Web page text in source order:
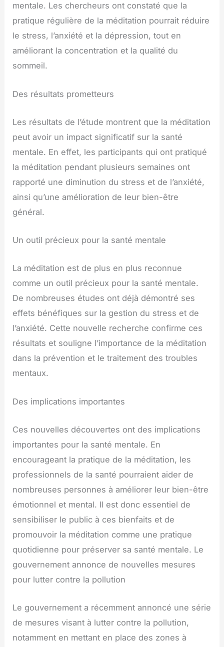
mentale. Les chercheurs ont constaté que la
pratique régulière de la méditation pourrait réduire
le stress, l’anxiété et la dépression, tout en
améliorant la concentration et la qualité du
sommeil.
Des résultats prometteurs
Les résultats de l’étude montrent que la méditation
peut avoir un impact significatif sur la santé
mentale. En effet, les participants qui ont pratiqué
la méditation pendant plusieurs semaines ont
rapporté une diminution du stress et de l’anxiété,
ainsi qu’une amélioration de leur bien-être
général.
Un outil précieux pour la santé mentale
La méditation est de plus en plus reconnue
comme un outil précieux pour la santé mentale.
De nombreuses études ont déjà démontré ses
effets bénéfiques sur la gestion du stress et de
l’anxiété. Cette nouvelle recherche confirme ces
résultats et souligne l’importance de la méditation
dans la prévention et le traitement des troubles
mentaux.
Des implications importantes
Ces nouvelles découvertes ont des implications
importantes pour la santé mentale. En
encourageant la pratique de la méditation, les
professionnels de la santé pourraient aider de
nombreuses personnes à améliorer leur bien-être
émotionnel et mental. Il est donc essentiel de
sensibiliser le public à ces bienfaits et de
promouvoir la méditation comme une pratique
quotidienne pour préserver sa santé mentale. Le
gouvernement annonce de nouvelles mesures
pour lutter contre la pollution
Le gouvernement a récemment annoncé une série
de mesures visant à lutter contre la pollution,
notamment en mettant en place des zones à